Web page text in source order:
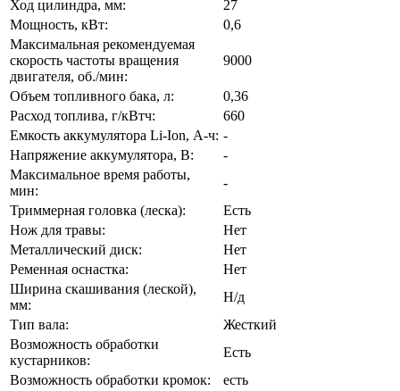
Ход цилиндра, мм:
27
Мощность, кВт:
0,6
Максимальная рекомендуемая
скорость частоты вращения
двигателя, об./мин:
9000
Объем топливного бака, л:
0,36
Расход топлива, г/кВтч:
660
Емкость аккумулятора Li-Ion, А-ч: -
Напряжение аккумулятора, В:
-
Максимальное время работы,
мин:
-
Триммерная головка (леска):
Есть
Нож для травы:
Нет
Металлический диск:
Нет
Ременная оснастка:
Нет
Ширина скашивания (леской),
мм:
Н/д
Тип вала:
Жесткий
Возможность обработки
кустарников:
Есть
Возможность обработки кромок:
есть